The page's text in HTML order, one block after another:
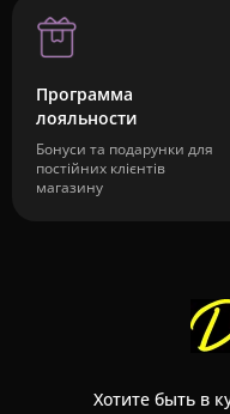
Программа
лояльности
Бонуси та подарунки для
постійних клієнтів
магазину
Хотите быть в